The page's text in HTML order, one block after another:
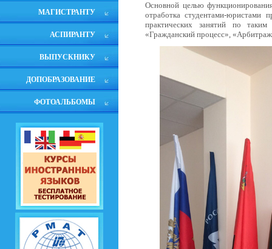
МАГИСТРАНТУ
АСПИРАНТУ
ВЫПУСКНИКУ
ДОПОБРАЗОВАНИЕ
ФОТОАЛЬБОМЫ
Основной целью
отработка студентами-юристами
практических занятий по
«Гражданский процесс»,